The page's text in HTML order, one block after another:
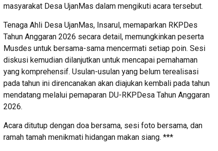
masyarakat Desa UjanMas dalam mengikuti acara tersebut.
Tenaga Ahli Desa UjanMas, Insarul, memaparkan RKPDes
Tahun Anggaran 2026 secara detail, memungkinkan peserta
Musdes untuk bersama-sama mencermati setiap poin. Sesi
diskusi kemudian dilanjutkan untuk mencapai pemahaman
yang komprehensif. Usulan-usulan yang belum terealisasi
pada tahun ini direncanakan akan diajukan kembali pada tahun
mendatang melalui pemaparan DU-RKPDesa Tahun Anggaran
2026.
Acara ditutup dengan doa bersama, sesi foto bersama, dan
ramah tamah menikmati hidangan makan siang. ***